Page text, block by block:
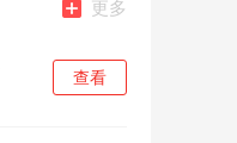
更多
查看